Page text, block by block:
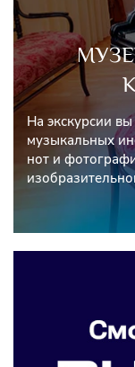
На экскурсии
музыкальных
нот и